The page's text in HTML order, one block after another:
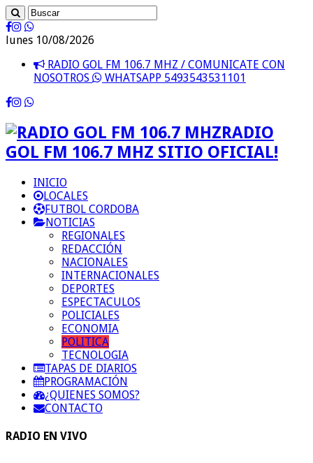
lunes 10/08/2026
RADIO GOL FM 106.7 MHZ / COMUNICATE CON
NOSOTROS
WHATSAPP 5493543531101
RADIO
GOL FM 106.7 MHZ SITIO OFICIAL!
INICIO
LOCALES
FUTBOL CORDOBA
NOTICIAS
REGIONALES
REDACCIÓN
NACIONALES
INTERNACIONALES
DEPORTES
ESPECTACULOS
POLICIALES
ECONOMIA
POLITICA
TECNOLOGIA
TAPAS DE DIARIOS
PROGRAMACIÓN
¿QUIENES SOMOS?
CONTACTO
RADIO EN VIVO